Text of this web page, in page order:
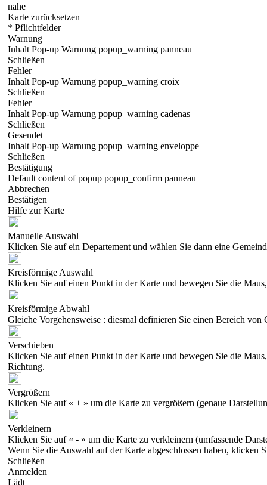
nahe
Karte zurücksetzen
* Pflichtfelder
Warnung
Inhalt Pop-up Warnung popup_warning panneau
Schließen
Fehler
Inhalt Pop-up Warnung popup_warning croix
Schließen
Fehler
Inhalt Pop-up Warnung popup_warning cadenas
Schließen
Gesendet
Inhalt Pop-up Warnung popup_warning enveloppe
Schließen
Bestätigung
Default content of popup popup_confirm panneau
Abbrechen
Bestätigen
Hilfe zur Karte
Manuelle Auswahl
Klicken Sie auf ein Departement und wählen Sie dann eine
Kreisförmige Auswahl
Klicken Sie auf einen Punkt in der Karte und bewegen Sie die
Kreisförmige Abwahl
Gleiche Vorgehensweise : diesmal definieren Sie einen Bereich von
Verschieben
Klicken Sie auf einen Punkt in der Karte und bewegen Sie die
Richtung.
Vergrößern
Klicken Sie auf « + » um die Karte zu vergrößern (genaue
Verkleinern
Klicken Sie auf « - » um die Karte zu verkleinern (umfassende
Wenn Sie die Auswahl auf der Karte abgeschlossen haben, klicken
Schließen
Anmelden
Lädt